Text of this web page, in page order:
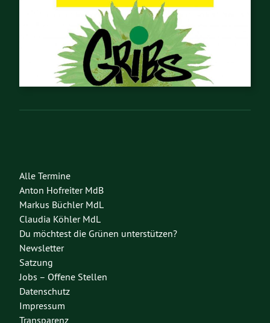
Alle Termine
Anton Hofreiter MdB
Markus Büchler MdL
Claudia Köhler MdL
Du möchtest die Grünen unterstützen?
Newsletter
Satzung
Jobs – Offene Stellen
Datenschutz
Impressum
Transparenz